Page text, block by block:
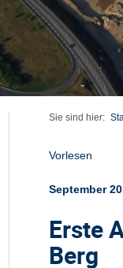
Sie sind hier:
Vorlesen
September
Erste
Berg